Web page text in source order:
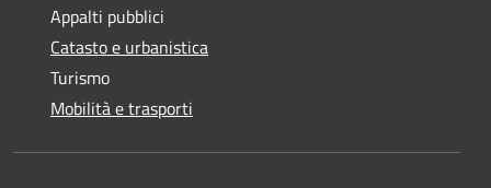
Appalti pubblici
Catasto e urbanistica
Turismo
Mobilità e trasporti